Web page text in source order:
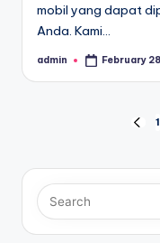
mobil yang dapat
Anda. Kami…
Posted
admin February
1